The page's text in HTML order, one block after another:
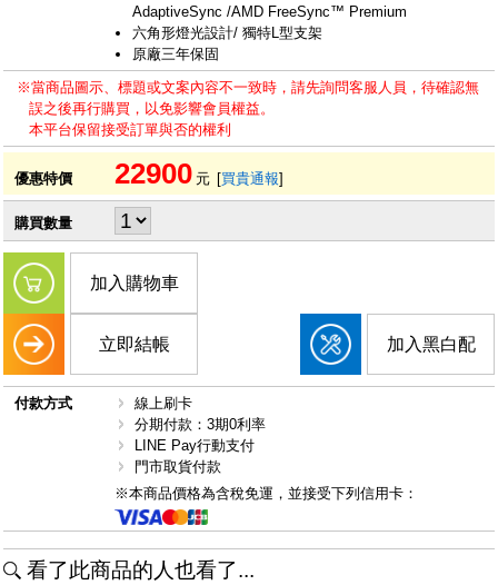
AdaptiveSync /AMD FreeSync™ Premium
六角形燈光設計/ 獨特L型支架
原廠三年保固
※當商品圖示、標題或文案內容不一致時，請先詢問客服人員，待確認無
誤之後再行購買，以免影響會員權益。
本平台保留接受訂單與否的權利
優惠特價 22900 元 [買貴通報]
購買數量
加入購物車
立即結帳 加入黑白配
付款方式
線上刷卡
分期付款：3期0利率
LINE Pay行動支付
門市取貨付款
※本商品價格為含稅免運，並接受下列信用卡：
看了此商品的人也看了...